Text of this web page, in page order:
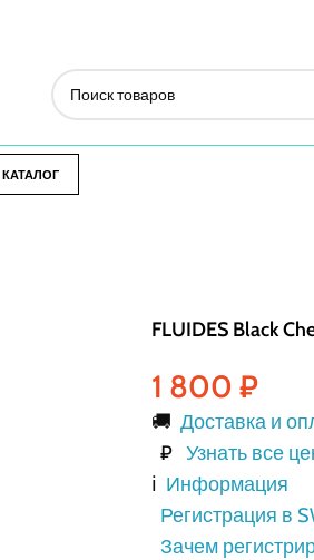
КАТАЛОГ
FLUIDES Black
1 800 ₽
🚚 Доставка и
₽ Узнать все
ℹ️ Информация
Регистрация в
Зачем